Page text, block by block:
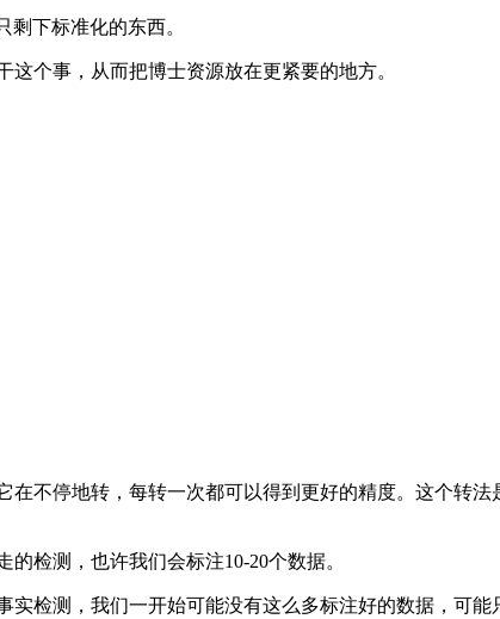
下标准化的东西。
个事，从而把博士资源放在更紧要的地方。
停地转，每转一次都可以得到更好的精度。这个转法
检测，也许我们会标注10-20个数据。
测，我们一开始可能没有这么多标注好的数据，可能